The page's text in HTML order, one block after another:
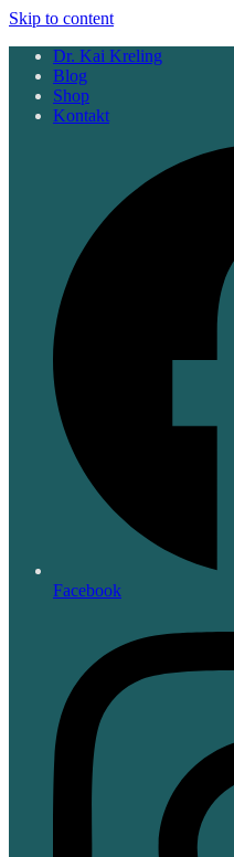
Skip to content
Dr. Kai Kreling
Blog
Shop
Kontakt
Facebook